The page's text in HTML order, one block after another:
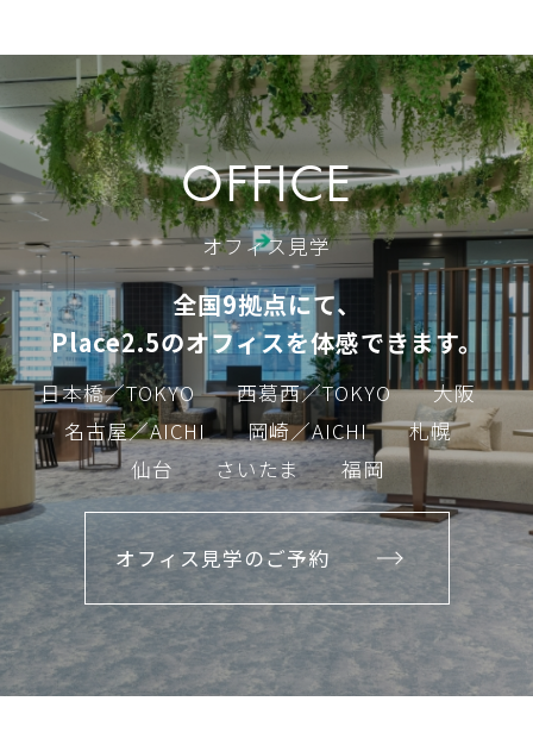
OFFICE
オフィス見学
全国9拠点にて、
Place2.5のオフィスを体感できます。
日本橋／TOKYO 西葛西／TOKYO
大阪
名古屋／AICHI
岡崎／AICHI
札幌
仙台
さいたま 福岡
オフィス見学のご予約